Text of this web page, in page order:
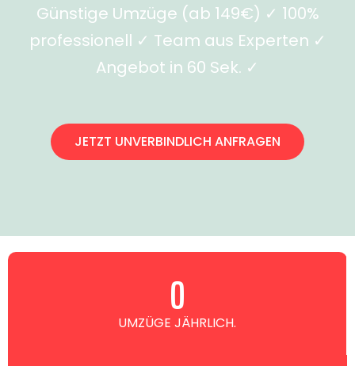
Günstige Umzüge (ab 149€) ✓ 100%
professionell ✓ Team aus Experten ✓
Angebot in 60 Sek. ✓
JETZT UNVERBINDLICH ANFRAGEN
UMZÜGE JÄHRLICH.
0